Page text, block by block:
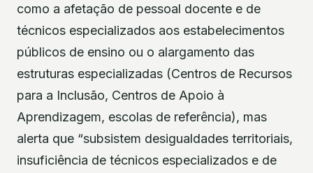
como a afetação de pessoal docente e de
técnicos especializados aos estabelecimentos
públicos de ensino ou o alargamento das
estruturas especializadas (Centros de Recursos
para a Inclusão, Centros de Apoio à
Aprendizagem, escolas de referência), mas
alerta que “subsistem desigualdades territoriais,
insuficiência de técnicos especializados e de